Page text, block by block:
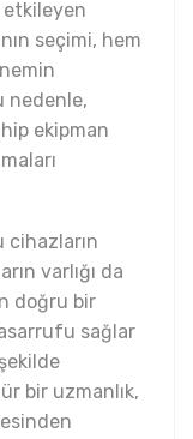
etkileyen
seçimi, hem
nedenle,
ekipman
cihazların
varlığı da
doğru bir
sağlar
bir uzmanlık,